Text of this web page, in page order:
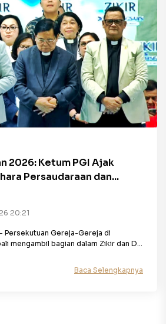
2026: Ketum PGI Ajak
Persaudaraan dan...
20:21
Persekutuan Gereja-Gereja di
mengambil bagian dalam Zikir dan D...
Baca Selengkapnya